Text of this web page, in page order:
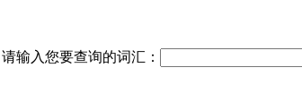
请输入您要查询的词汇：